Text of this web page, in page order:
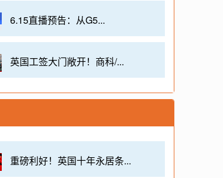
6.15直播预告：从G5...
英国工签大门敞开！商科/...
重磅利好！英国十年永居条...